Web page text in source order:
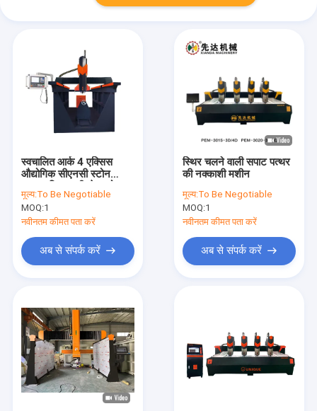
स्वचालित आर्क 4 एक्सिस
औद्योगिक सीएनसी स्टोन
मूल्य:To Be Negotiable
MOQ:1
नवीनतम कीमत पता करें
अब से संपर्क करें
स्थिर चलने वाली सपाट पत्थर
की नक्काशी मशीन
मूल्य:To Be Negotiable
MOQ:1
नवीनतम कीमत पता करें
अब से संपर्क करें